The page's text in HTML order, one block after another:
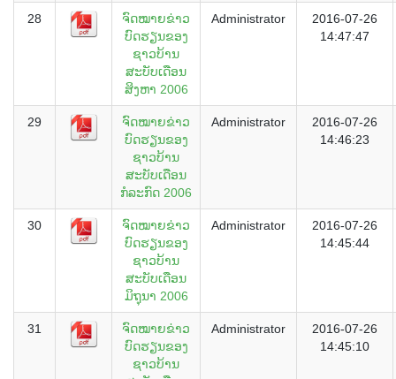
28
ຈົດໝາຍຂ່າວ
ບົດຮຽນຂອງ
ຊາວບ້ານ
ສະບັບເດືອນ
ສິງຫາ 2006
Administrator
2016-07-26
14:47:47
29
ຈົດໝາຍຂ່າວ
ບົດຮຽນຂອງ
ຊາວບ້ານ
ສະບັບເດືອນ
ກໍລະກົດ 2006
Administrator
2016-07-26
14:46:23
30
ຈົດໝາຍຂ່າວ
ບົດຮຽນຂອງ
ຊາວບ້ານ
ສະບັບເດືອນ
ມິຖຸນາ 2006
Administrator
2016-07-26
14:45:44
31
ຈົດໝາຍຂ່າວ
ບົດຮຽນຂອງ
ຊາວບ້ານ
Administrator
2016-07-26
14:45:10